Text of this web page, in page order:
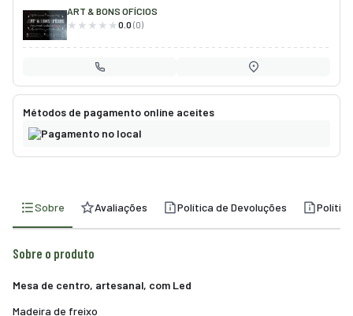
ART & BONS OFÍCIOS
0.0 (0)
Métodos de pagamento online aceites
Pagamento no local
Sobre Avaliações Política de Devoluções
Sobre o produto
Mesa de centro, artesanal, com Led
Madeira de freixo